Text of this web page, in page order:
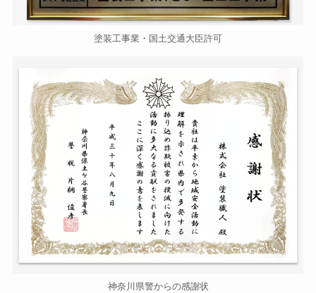
塗装工事業・国土交通大臣許可
神奈川県警からの感謝状